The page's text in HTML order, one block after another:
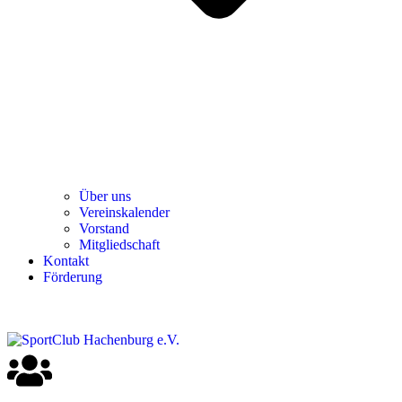
Über uns
Ver­einska­len­der
Vor­stand
Mit­glied­schaft
Kon­takt
För­de­rung